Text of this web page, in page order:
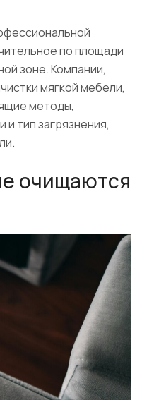
по площади
зоне. Компании,
мягкой мебели,
методы,
и тип загрязнения,
очищаются